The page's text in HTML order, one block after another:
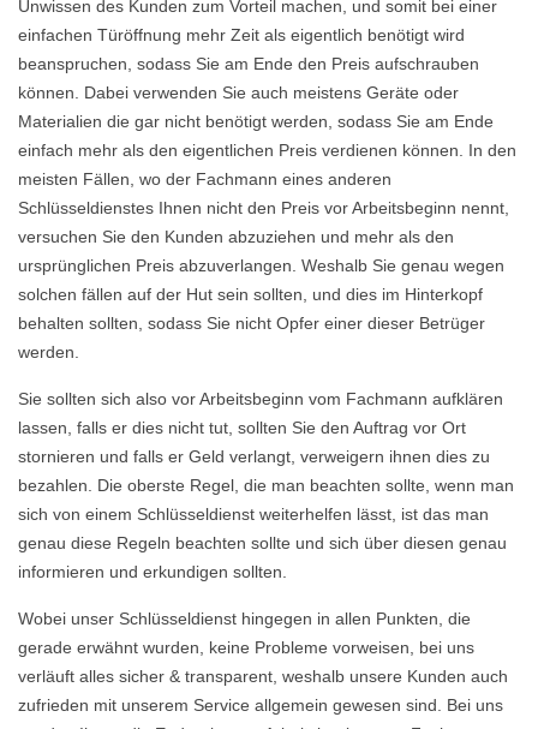
Unwissen des Kunden zum Vorteil machen, und somit bei einer
einfachen Türöffnung mehr Zeit als eigentlich benötigt wird
beanspruchen, sodass Sie am Ende den Preis aufschrauben
können. Dabei verwenden Sie auch meistens Geräte oder
Materialien die gar nicht benötigt werden, sodass Sie am Ende
einfach mehr als den eigentlichen Preis verdienen können. In den
meisten Fällen, wo der Fachmann eines anderen
Schlüsseldienstes Ihnen nicht den Preis vor Arbeitsbeginn nennt,
versuchen Sie den Kunden abzuziehen und mehr als den
ursprünglichen Preis abzuverlangen. Weshalb Sie genau wegen
solchen fällen auf der Hut sein sollten, und dies im Hinterkopf
behalten sollten, sodass Sie nicht Opfer einer dieser Betrüger
werden.
Sie sollten sich also vor Arbeitsbeginn vom Fachmann aufklären
lassen, falls er dies nicht tut, sollten Sie den Auftrag vor Ort
stornieren und falls er Geld verlangt, verweigern ihnen dies zu
bezahlen. Die oberste Regel, die man beachten sollte, wenn man
sich von einem Schlüsseldienst weiterhelfen lässt, ist das man
genau diese Regeln beachten sollte und sich über diesen genau
informieren und erkundigen sollten.
Wobei unser Schlüsseldienst hingegen in allen Punkten, die
gerade erwähnt wurden, keine Probleme vorweisen, bei uns
verläuft alles sicher & transparent, weshalb unsere Kunden auch
zufrieden mit unserem Service allgemein gewesen sind. Bei uns